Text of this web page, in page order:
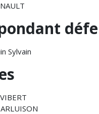
Sylvain